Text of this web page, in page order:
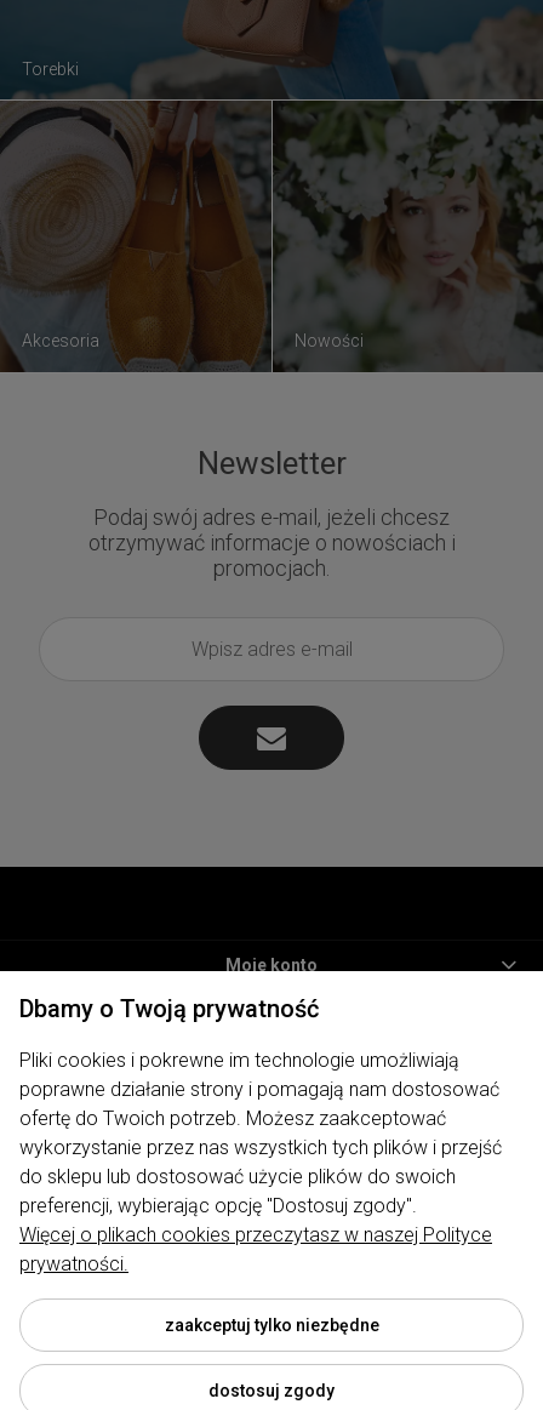
Torebki
Akcesoria Nowości
Newsletter
Podaj swój adres e-mail, jeżeli chcesz
otrzymywać informacje o nowościach i
promocjach.
Moje konto
Informacje
Płatności i dostawa
O nas
ODWIEDŹ NAS
Sklep internetowy My Lauren | ul. Traugutta 7, 62-400 Słupca |
biuro@mylauren.pl|730 004 449| NIP: 6671715479 | REGON:
300974891
Dbamy o Twoją prywatność
Pliki cookies i pokrewne im technologie umożliwiają
poprawne działanie strony i pomagają nam dostosować
ofertę do Twoich potrzeb. Możesz zaakceptować
wykorzystanie przez nas wszystkich tych plików i przejść
do sklepu lub dostosować użycie plików do swoich
preferencji, wybierając opcję "Dostosuj zgody".
Więcej o plikach cookies przeczytasz w naszej Polityce
prywatności.
zaakceptuj tylko niezbędne
dostosuj zgody